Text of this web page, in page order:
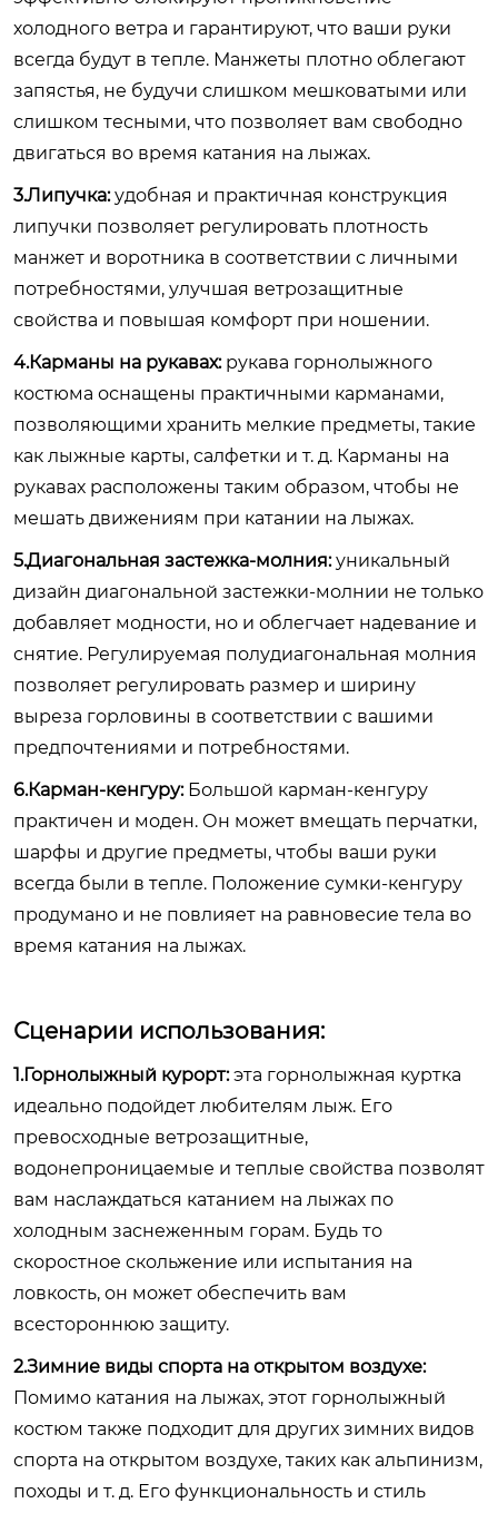
холодного ветра и гарантируют, что ваши руки
всегда будут в тепле. Манжеты плотно облегают
запястья, не будучи слишком мешковатыми или
слишком тесными, что позволяет вам свободно
двигаться во время катания на лыжах.
3.Липучка:удобная и практичная конструкция
липучки позволяет регулировать плотность
манжет и воротника в соответствии с личными
потребностями, улучшая ветрозащитные
свойства и повышая комфорт при ношении.
4.Карманы на рукавах:рукава горнолыжного
костюма оснащены практичными карманами,
позволяющими хранить мелкие предметы, такие
как лыжные карты, салфетки и т. д. Карманы на
рукавах расположены таким образом, чтобы не
мешать движениям при катании на лыжах.
5.Диагональная застежка-молния:уникальный
дизайн диагональной застежки-молнии не только
добавляет модности, но и облегчает надевание и
снятие. Регулируемая полудиагональная молния
позволяет регулировать размер и ширину
выреза горловины в соответствии с вашими
предпочтениями и потребностями.
6.Карман-кенгуру:Большой карман-кенгуру
практичен и моден. Он может вмещать перчатки,
шарфы и другие предметы, чтобы ваши руки
всегда были в тепле. Положение сумки-кенгуру
продумано и не повлияет на равновесие тела во
время катания на лыжах.
Сценарии использования:
1.Горнолыжный курорт:эта горнолыжная куртка
идеально подойдет любителям лыж. Его
превосходные ветрозащитные,
водонепроницаемые и теплые свойства позволят
вам наслаждаться катанием на лыжах по
холодным заснеженным горам. Будь то
скоростное скольжение или испытания на
ловкость, он может обеспечить вам
всестороннюю защиту.
2.Зимние виды спорта на открытом воздухе:
Помимо катания на лыжах, этот горнолыжный
костюм также подходит для других зимних видов
спорта на открытом воздухе, таких как альпинизм,
походы и т. д. Его функциональность и стиль